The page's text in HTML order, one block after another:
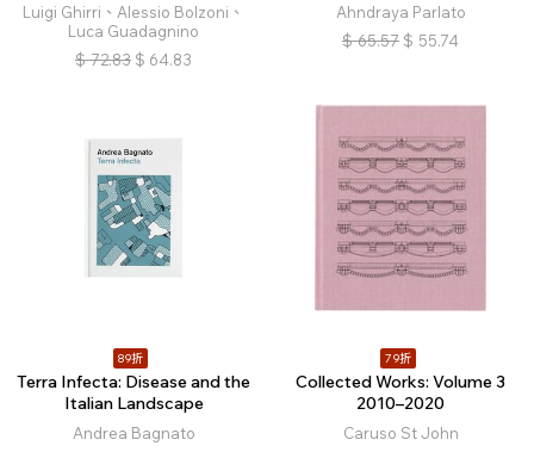
Luigi Ghirri、Alessio Bolzoni、
Luca Guadagnino
$ 72.83 $ 64.83
Ahndraya Parlato
$ 65.57 $ 55.74
89折
Terra Infecta: Disease and the
Italian Landscape
Andrea Bagnato
79折
Collected Works: Volume 3
2010–2020
Caruso St John